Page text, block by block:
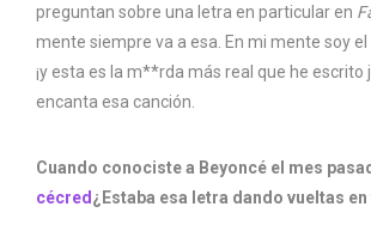
preguntan sobre una letra en particular en
mente siempre va a esa. En mi mente soy el
¡y esta es la m**rda más real que he escrito
encanta esa canción.
Cuando conociste a Beyoncé el mes
cécred ¿Estaba esa letra dando vueltas en